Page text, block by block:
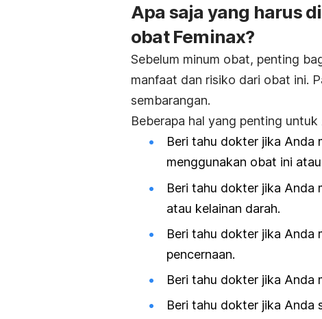
Apa saja yang harus
obat Feminax?
Sebelum minum obat, penting
manfaat dan risiko dari obat ini.
sembarangan.
Beberapa hal yang penting
Beri tahu dokter jika Anda
menggunakan obat ini
Beri tahu dokter jika Anda
atau kelainan darah.
Beri tahu dokter jika Anda
pencernaan.
Beri tahu dokter jika Anda
Beri tahu dokter jika Anda